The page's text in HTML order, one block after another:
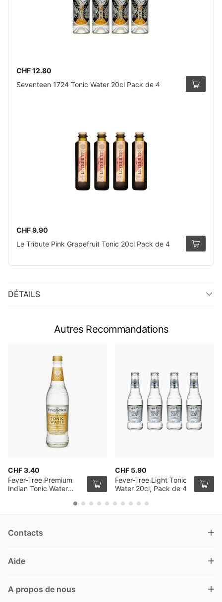
CHF 12.80
Seventeen 1724 Tonic Water 20cl Pack de 4
CHF 9.90
Le Tribute Pink Grapefruit Tonic 20cl Pack de 4
DÉTAILS
Autres Recommandations
CHF 3.40
Fever-Tree Premium
Indian Tonic Water
CHF 5.90
Fever-Tree Light Tonic
Water 20cl, Pack de 4
Contacts
Nüschelerstrasse 35
Suisse
Aide
Processus de commande
A propos de nous